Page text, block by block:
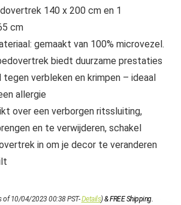
140 x 200 cm en 1
cm
gemaakt van 100% microvezel.
biedt duurzame prestaties
verbleken en krimpen – ideaal
allergie
over een verborgen ritssluiting,
en te verwijderen, schakel
in om je decor te veranderen
of 10/04/2023 00:38 PST-Details)&FREE Shipping.